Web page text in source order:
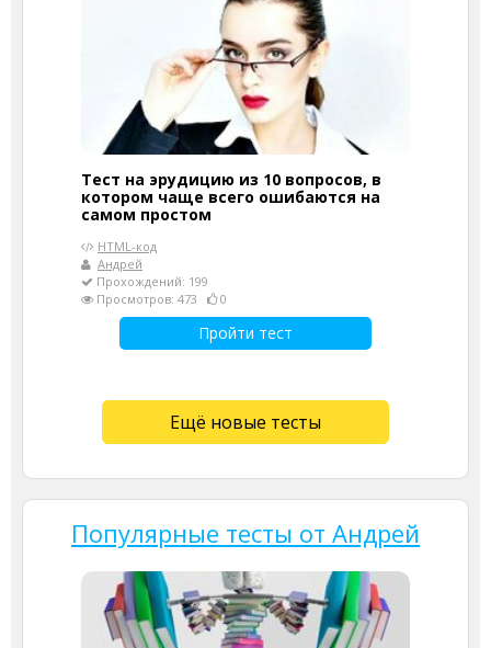
Тест на эрудицию из 10 вопросов, в
котором чаще всего ошибаются на
самом простом
HTML-код
Андрей
Прохождений: 199
Просмотров: 473
0
Пройти тест
Ещё новые тесты
Популярные тесты от Андрей